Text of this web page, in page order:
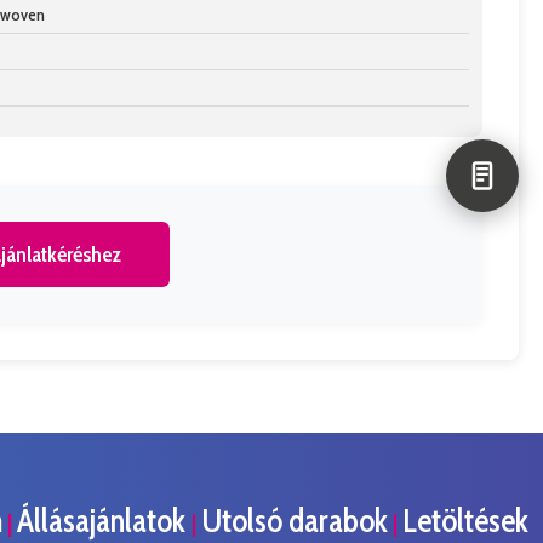
| Állásajánlatok | Utolsó darabok | Letöltések